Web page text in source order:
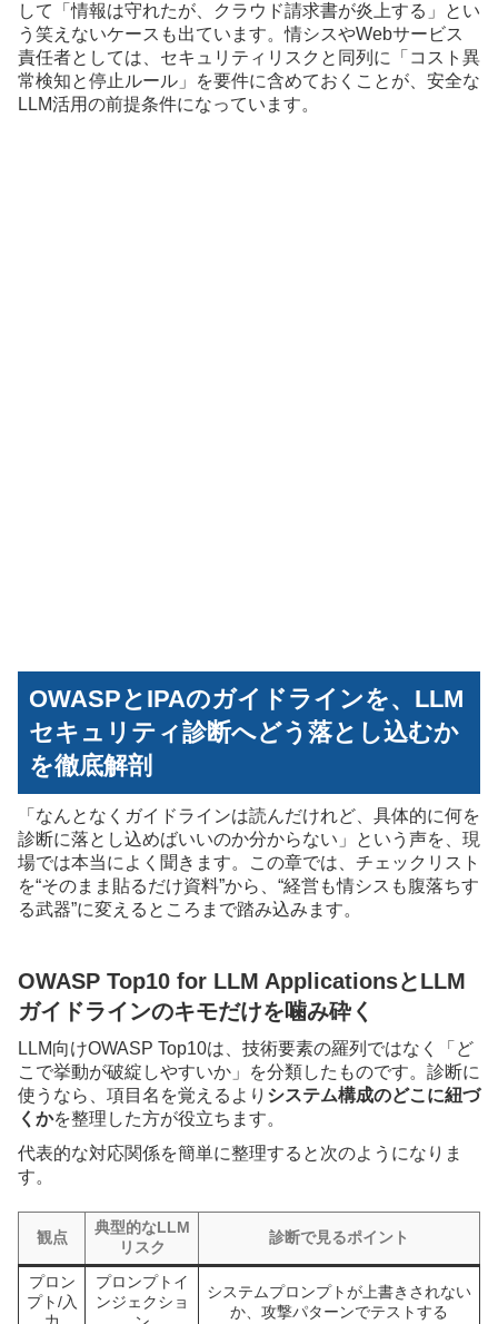
して「情報は守れたが、クラウド請求書が炎上する」とい
う笑えないケースも出ています。情シスやWebサービス
責任者としては、セキュリティリスクと同列に「コスト異
常検知と停止ルール」を要件に含めておくことが、安全な
LLM活用の前提条件になっています。
OWASPとIPAのガイドラインを、LLM
セキュリティ診断へどう落とし込むか
を徹底解剖
「なんとなくガイドラインは読んだけれど、具体的に何を
診断に落とし込めばいいのか分からない」という声を、現
場では本当によく聞きます。この章では、チェックリスト
を“そのまま貼るだけ資料”から、“経営も情シスも腹落ちす
る武器”に変えるところまで踏み込みます。
OWASP Top10 for LLM ApplicationsとLLM
ガイドラインのキモだけを噛み砕く
LLM向けOWASP Top10は、技術要素の羅列ではなく「ど
こで挙動が破綻しやすいか」を分類したものです。診断に
使うなら、項目名を覚えるより システム構成のどこに紐づ
くかを整理した方が役立ちます。
代表的な対応関係を簡単に整理すると次のようになりま
す。
観点
典型的なLLM
リスク
診断で見るポイント
プロン
プト/入
プロンプトイ
ンジェクショ
システムプロンプトが上書きされない
か、攻撃パターンでテストする